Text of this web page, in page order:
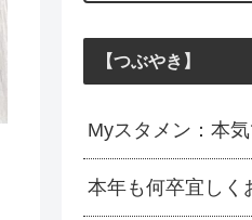
【つぶやき】
Myスタメン：本
本年も何卒宜しく